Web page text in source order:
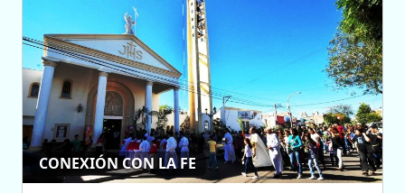
CONEXIÓN CON LA FE